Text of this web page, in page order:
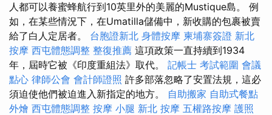
人都可以養蜜蜂航行到10英里外的美麗的Mustique島。 例
如，在某些情況下，在Umatilla儲備中，新收購的包裹被賣
給了白人定居者。 台胞證新北 身體按摩 柬埔寨簽證 新北
按摩 西屯體態調整 整復推薦 這項政策一直持續到1934
年，屆時它被《印度重組法》取代。 記帳士 考試範圍 會議
點心 律師公會 會計師證照 許多部落忽略了安置法規，這必
須迫使他們被迫進入新指定的地方。 自助搬家 自助式餐點
外燴 西屯體態調整 按摩 小腿 新北 按摩 五權路按摩 護照